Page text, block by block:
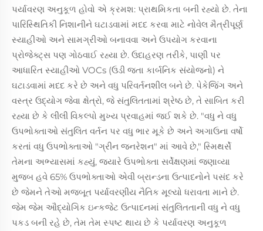
પર્યાવરણ અનુકૂળ હોવો એ ક્રમશ: પ્રાથમિકતા બની રહ્યો છે. તેના
પારિસ્થિતિકી નિશાનીને ઘટાડવામાં મદદ કરવા માટે નોવેલ મૈત્રીપૂર્ણ
સ્યાહીઓ અને સામગ્રીઓ બનાવવા અને ઉપયોગ કરવાના
પ્રોજેક્ટ્સ પણ ગોઠવાઈ રહ્યા છે. ઉદાહરણ તરીકે, પાણી પર
આધારિત સ્યાહીઓ VOCs (ઉડી જતા કાર્બનિક સંયોજનો) ને
ઘટાડવામાં મદદ કરે છે અને વધુ પરિવર્તનશીલ બને છે. પેકેજિંગ અને
વસ્ત્ર ઉદ્યોગ જેવા ક્ષેત્રો, જે સંતુલિતતામાં શ્રેષ્ઠ છે, તે સાબિત કરી
રહ્યા છે કે લીલી વિકલ્પો મુખ્ય પ્રવાહમાં જઈ શકે છે. "વધુ ને વધુ
ઉપભોક્તાઓ સંતુલિત વર્તન પર વધુ ભાર મૂકે છે અને અગાઉના વર્ષો
કરતાં વધુ ઉપભોક્તાઓ "ગ્રીન જનરેશન" માં આવે છે," સ્મિથર્સે
તેમના અભ્યાસમાં કહ્યું, જ્યારે ઉપભોક્તા સર્વેક્ષણમાં જણાવ્યા
મુજબ હવે 65% ઉપભોક્તાઓ એવી બ્રાન્ડના ઉત્પાદનોને પસંદ કરે
છે જેમને તેઓ મજબૂત પર્યાવરણીય નૈતિક મૂલ્યો ધરાવતા માને છે.
જેમ જેમ ઔદ્યોગિક ઇન્કજેટ ઉત્પાદનમાં સંતુલિતતાની વધુ ને વધુ
પકડ બની રહે છે, તેમ તેમ સ્પષ્ટ થાય છે કે પર્યાવરણ અનુકૂળ